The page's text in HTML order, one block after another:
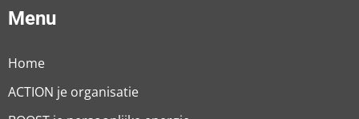
Menu
Home
ACTION je organisatie